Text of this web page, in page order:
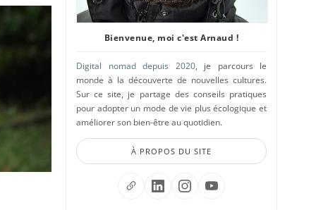
Bienvenue, moi c'est Arnaud !
Digital nomad depuis 2020, je parcours le
monde à la découverte de nouvelles cultures.
Sur ce site, je partage des conseils pratiques
pour adopter un mode de vie plus écologique et
améliorer son bien-être au quotidien.
À PROPOS DU SITE